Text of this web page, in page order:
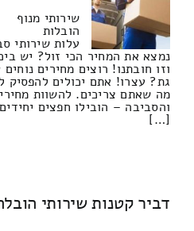
שירותי מנוף
הובלות
עלות שירותי
נמצא את המחיר הכי זול? יש
וזו חובתנו! רוצים מחירים
גת? עצרו! אתם יכולים
מה שאתם צריכים. להשוות
והסביבה – הובילו חפצים
[…]
דביר קטנות שירותי